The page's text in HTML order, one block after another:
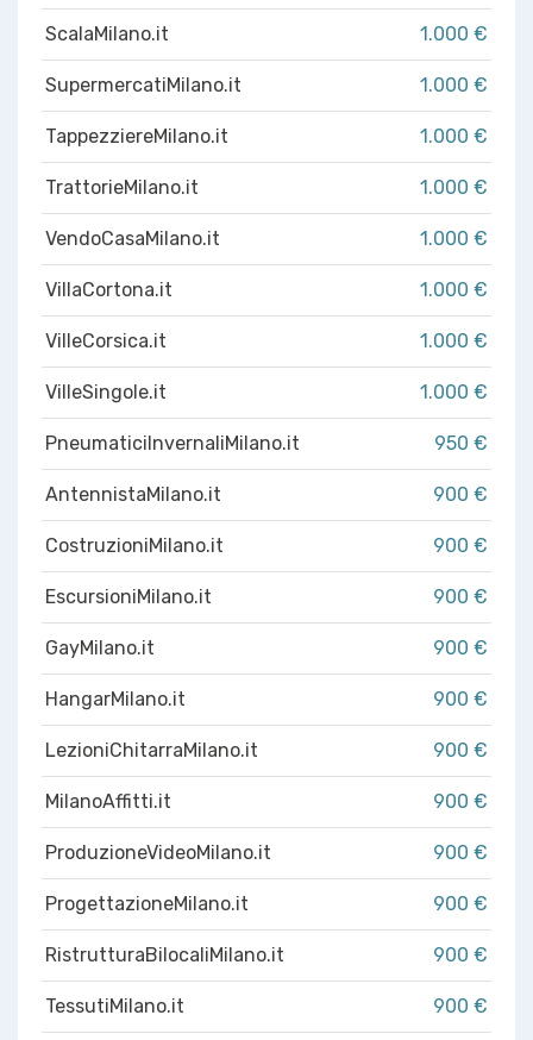
ScalaMilano.it 1.000 €
SupermercatiMilano.it 1.000 €
TappezziereMilano.it 1.000 €
TrattorieMilano.it 1.000 €
VendoCasaMilano.it 1.000 €
VillaCortona.it 1.000 €
VilleCorsica.it 1.000 €
VilleSingole.it 1.000 €
PneumaticiInvernaliMilano.it 950 €
AntennistaMilano.it 900 €
CostruzioniMilano.it 900 €
EscursioniMilano.it 900 €
GayMilano.it 900 €
HangarMilano.it 900 €
LezioniChitarraMilano.it 900 €
MilanoAffitti.it 900 €
ProduzioneVideoMilano.it 900 €
ProgettazioneMilano.it 900 €
RistrutturaBilocaliMilano.it 900 €
TessutiMilano.it 900 €